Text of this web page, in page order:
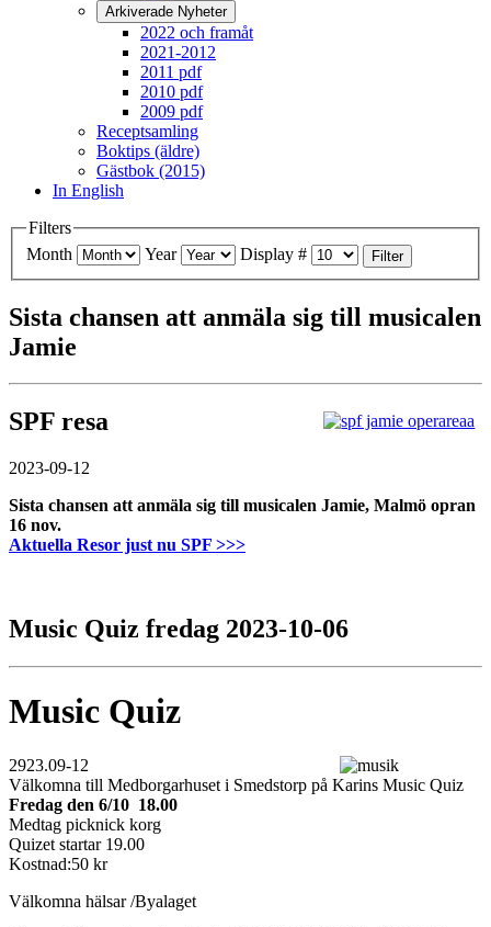
Arkiverade Nyheter
2022 och framåt
2021-2012
2011 pdf
2010 pdf
2009 pdf
Receptsamling
Boktips (äldre)
Gästbok (2015)
In English
Filters
Month
Year Display # Filter
Sista chansen att anmäla sig till musicalen
Jamie
SPF resa
2023-09-12
Sista chansen att anmäla sig till musicalen Jamie, Malmö opran
16 nov.
Aktuella Resor just nu SPF >>>
Music Quiz fredag 2023-10-06
Music Quiz
2923.09-12
Välkomna till Medborgarhuset i Smedstorp på Karins Music Quiz
Fredag den 6/10 18.00
Medtag picknick korg
Quizet startar 19.00
Kostnad:50 kr
Välkomna hälsar /Byalaget